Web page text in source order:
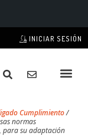
INICIAR SESIÓN
Cumplimiento/
normas
para su adaptación